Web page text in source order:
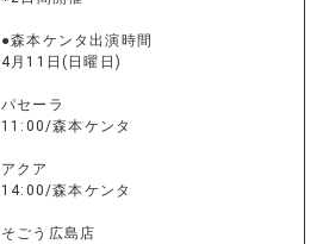
●森本ケンタ出演時間
4月11日(日曜日)
パセーラ
11:00/森本ケンタ
アクア
14:00/森本ケンタ
そごう広島店